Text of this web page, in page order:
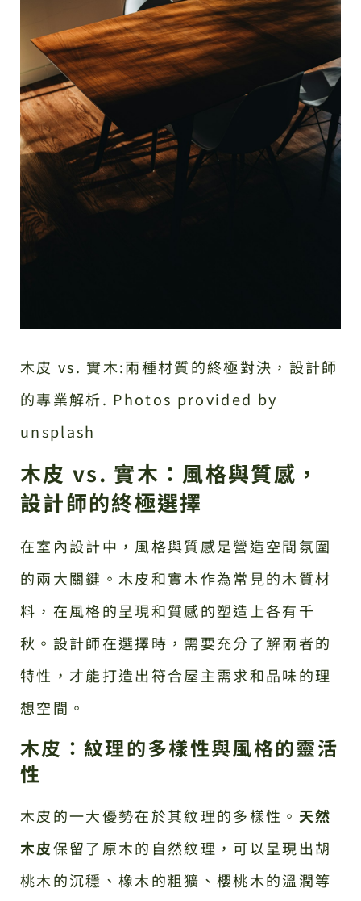
木皮 vs. 實木:兩種材質的終極對決，設計師
的專業解析. Photos provided by
unsplash
木皮 vs. 實木：風格與質感，
設計師的終極選擇
在室內設計中，風格與質感是營造空間氛圍
的兩大關鍵。木皮和實木作為常見的木質材
料，在風格的呈現和質感的塑造上各有千
秋。設計師在選擇時，需要充分了解兩者的
特性，才能打造出符合屋主需求和品味的理
想空間。
木皮：紋理的多樣性與風格的靈活
性
木皮的一大優勢在於其紋理的多樣性。 天然
木皮保留了原木的自然紋理，可以呈現出胡
桃木的沉穩、橡木的粗獷、櫻桃木的溫潤等